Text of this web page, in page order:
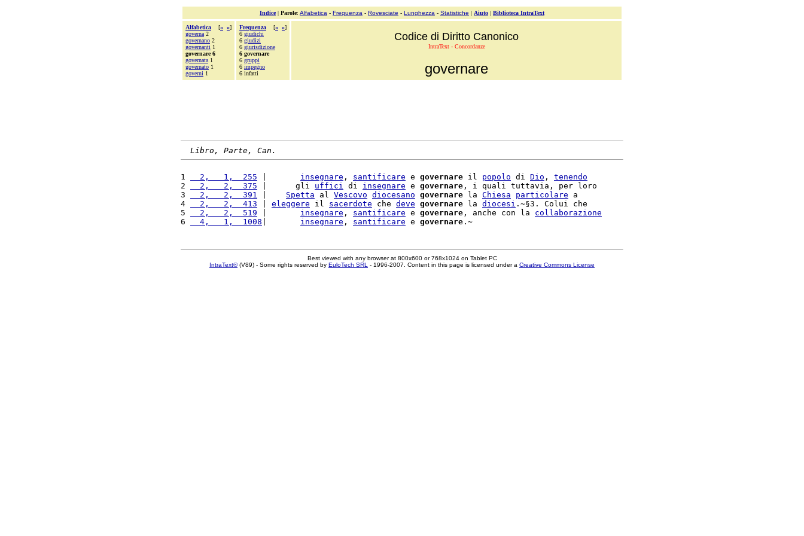
Indice| Parole: Alfabetica - Frequenza - Rovesciate - Lunghezza - Statistiche | Aiuto | Biblioteca IntraText
Alfabetica [« »]
governa 2
governano 2
governanti 1
governare 6
governata 1
governato 1
governi 1
Frequenza [« »]
6 giudichi
6 giudizi
6 giurisdizione
6 governare
6 gruppi
6 impegno
6 infatti
Codice di Diritto Canonico
IntraText - Concordanze
governare
Libro, Parte, Can.
1
  2,   1,  255
insegnare , santificare e governare il popolo di Dio , tenendo
2
  2,   2,  375
|      gli uffici di insegnare e governare , i quali tuttavia, per loro
3
  2,   2,  391
Spetta al Vescovo diocesano governare la Chiesa particolare a
4
  2,   2,  413
eleggere il sacerdote che deve governare la diocesi .~§3. Colui che
5
  2,   2,  519
insegnare , santificare e governare , anche con la collaborazione
6
  4,   1,  1008
insegnare , santificare e governare
Best viewed with any browser at 800x600 or 768x1024 on Tablet PC
IntraText®(V89) - Some rights reserved by EuloTech SRL - 1996-2007. Content in this page is licensed under a Creative Commons License